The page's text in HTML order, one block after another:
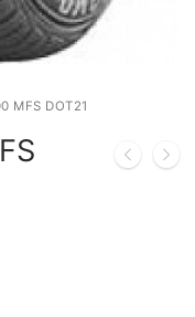
MFS DOT21